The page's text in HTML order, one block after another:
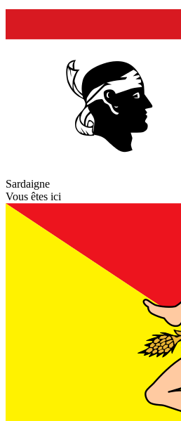
Sardaigne
Vous êtes ici